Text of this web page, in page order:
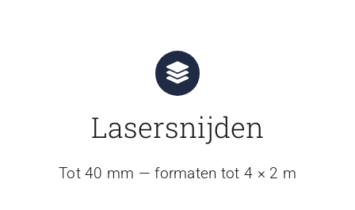
Lasersnijden
Tot 40 mm — formaten tot 4 × 2 m